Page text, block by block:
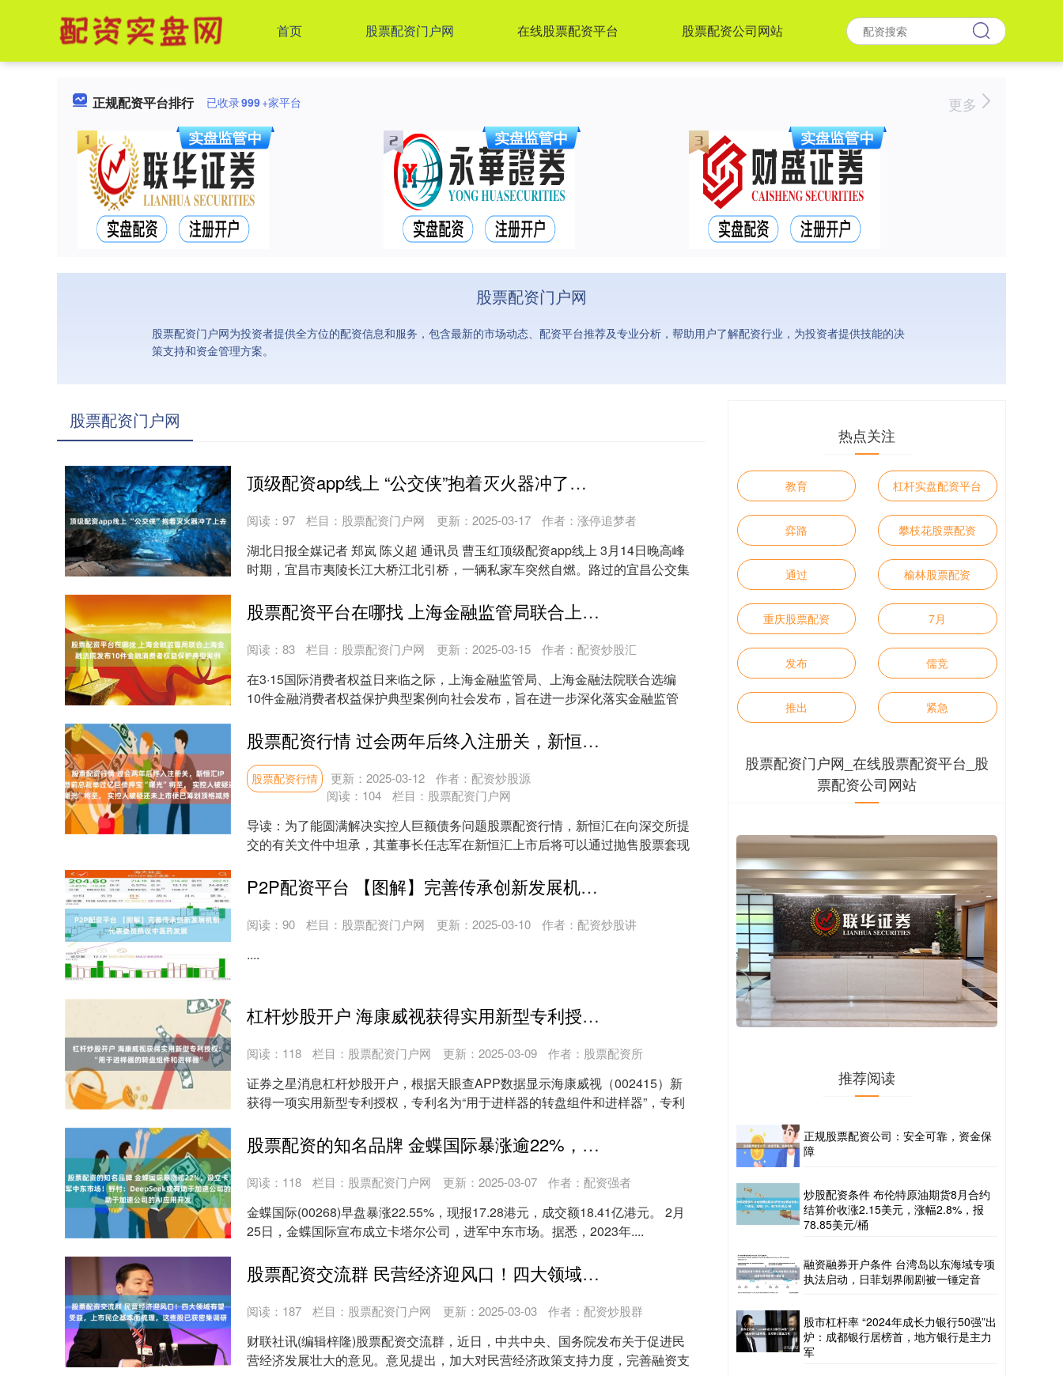
首页 股票配资门户网 在线股票配资平台 股票配资公司网站
正规配资平台排行 已收录999+家平台 更多
股票配资门户网
股票配资门户网为投资者提供全方位的配资信息和服务，包含最新的市场动态、配资平台推荐及专业分析，帮助用户了解配资行业，为投资者提供技能的决
策支持和资金管理方案。
股票配资门户网
顶级配资app线上 “公交侠”抱着灭火器冲了上去
更新：2025-03-17 作者：涨停追梦者
阅读： 97 栏目： 股票配资门户网
湖北日报全媒记者 郑岚 陈义超 通讯员 曹玉红顶级配资app线上 3月14日晚高峰
时期，宜昌市夷陵长江大桥江北引桥，一辆私家车突然自燃。路过的宜昌公交集
股票配资平台在哪找 上海金融监管局联合上海金融法院发布10件金融消费者权益保护典型案例
更新：2025-03-15 作者：配资炒股汇
阅读： 83 栏目： 股票配资门户网
在3·15国际消费者权益日来临之际，上海金融监管局、上海金融法院联合选编
10件金融消费者权益保护典型案例向社会发布，旨在进一步深化落实金融监管
股票配资行情 过会两年后终入注册关，新恒汇IPO“胎动”背后：紫光国微前总裁举过亿巨债押宝“曙光”将至， 实控人被疑还未上市便已筹划顶格减持！
股票配资行情 更新：2025-03-12
作者：配资炒股源
阅读： 104 栏目： 股票配资门户网
导读：为了能圆满解决实控人巨额债务问题股票配资行情，新恒汇在向深交所提
交的有关文件中坦承，其董事长任志军在新恒汇上市后将可以通过抛售股票套现
P2P配资平台 【图解】完善传承创新发展机制 代表委员热议中医药发展
更新：2025-03-10 作者：配资炒股讲
阅读： 90 栏目： 股票配资门户网
....
杠杆炒股开户 海康威视获得实用新型专利授权: “用于进样器的转盘组件和进样器”
更新：2025-03-09 作者：股票配资所
阅读： 118 栏目： 股票配资门户网
证券之星消息杠杆炒股开户，根据天眼查APP数据显示海康威视（002415）新
获得一项实用新型专利授权，专利名为“用于进样器的转盘组件和进样器”，专利
股票配资的知名品牌 金蝶国际暴涨逾22%，设立卡塔尔公司进军中东市场！野村：DeepSeek或有助于加速公司的AI应用开发
更新：2025-03-07 作者：配资强者
阅读： 118 栏目： 股票配资门户网
金蝶国际(00268)早盘暴涨22.55%，现报17.28港元，成交额18.41亿港元。 2月
25日，金蝶国际宣布成立卡塔尔公司，进军中东市场。据悉，2023年....
股票配资交流群 民营经济迎风口！四大领域有望受益，上市民企基本面梳理，这些股已获密集调研
更新：2025-03-03 作者：配资炒股群
阅读： 187 栏目： 股票配资门户网
财联社讯(编辑梓隆)股票配资交流群，近日，中共中央、国务院发布关于促进民
营经济发展壮大的意见。意见提出，加大对民营经济政策支持力度，完善融资支
热点关注
教育 杠杆实盘配资平台
弈路 攀枝花股票配资
通过 榆林股票配资
重庆股票配资 7月
发布 儒竞
推出 紧急
股票配资门户网_在线股票配资平台_股
票配资公司网站
推荐阅读
正规股票配资公司：安全可靠，资金保
障
炒股配资条件 布伦特原油期货8月合约
结算价收涨2.15美元，涨幅2.8%，报
78.85美元/桶
融资融券开户条件 台湾岛以东海域专项
执法启动，日菲划界闹剧被一锤定音
股市杠杆率 “2024年成长力银行50强”出
炉：成都银行居榜首，地方银行是主力
军